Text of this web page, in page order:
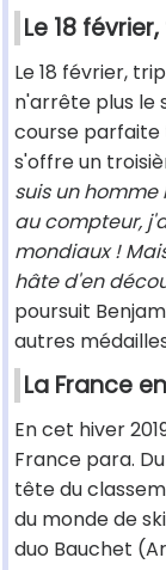
Le 18
Le 18 février,
n'arrête plus le
course parfaite
s'offre un
suis un homme
au compteur,
mondiaux !
hâte d'en
poursuit
autres
La France
En cet hiver
France para. Du
tête du
du monde de
duo Bauchet